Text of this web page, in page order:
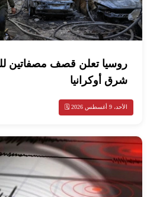
روسيا تعلن قصف مصفاتين
شرق أوكرانيا
الأحد، 9 أغسطس 2026 🗓️